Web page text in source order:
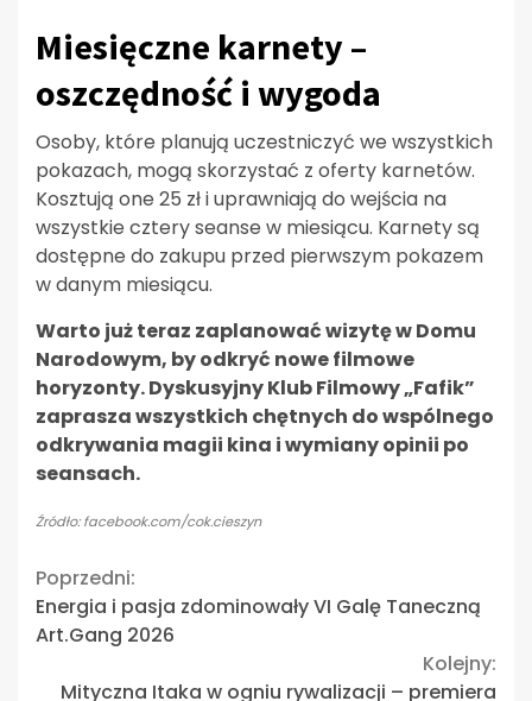
Miesięczne karnety –
oszczędność i wygoda
Osoby, które planują uczestniczyć we wszystkich
pokazach, mogą skorzystać z oferty karnetów.
Kosztują one 25 zł i uprawniają do wejścia na
wszystkie cztery seanse w miesiącu. Karnety są
dostępne do zakupu przed pierwszym pokazem
w danym miesiącu.
Warto już teraz zaplanować wizytę w Domu
Narodowym, by odkryć nowe filmowe
horyzonty. Dyskusyjny Klub Filmowy „Fafik”
zaprasza wszystkich chętnych do wspólnego
odkrywania magii kina i wymiany opinii po
seansach.
Źródło: facebook.com/cok.cieszyn
Continue
Reading
Poprzedni:
Energia i pasja zdominowały VI Galę Taneczną
Art.Gang 2026
Kolejny:
Mityczna Itaka w ogniu rywalizacji – premiera